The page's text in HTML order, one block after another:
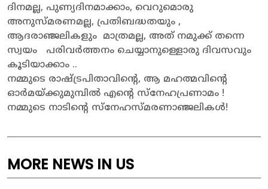
ദിനമല്ല, പുണ്യദിനമാക്കാം, വെറുമൊരു
അനുസ്മരണമല്ല, പ്രതിബദ്ധതയും ,
ആദരാഞ്ജലികളും മാത്രമല്ല, അത്‌ നമുക്ക് തന്നെ
സ്വയം പരിവർത്തനം ചെയ്യാനുള്ളൊരു ദിവസവും
കൂടിയാക്കാം ..
നമ്മുടെ രാഷ്ട്രപിതാവിന്റെ, ആ മഹത്മവിന്റെ
ഓർമയ്ക്കുമുമ്പിൽ എന്റെ സ്നേഹപ്രണാമം !
നമ്മുടെ നാടിന്റെ സ്‌നേഹസ്മരണാഞ്ജലികൾ!
MORE NEWS IN US